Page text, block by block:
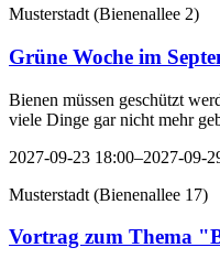
Musterstadt (Bienenallee 2)
Grüne Woche im
Bienen müssen geschützt
viele Dinge gar nicht mehr
2027-09-23 18:00–2027-09-
Musterstadt (Bienenallee 17)
Vortrag zum Thema